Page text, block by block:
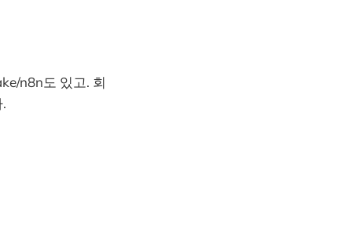
n8n도 있고. 회